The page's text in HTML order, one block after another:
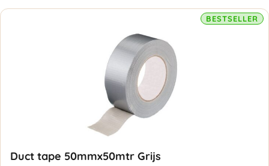
BESTSELLER
Duct tape 50mmx50mtr Grijs